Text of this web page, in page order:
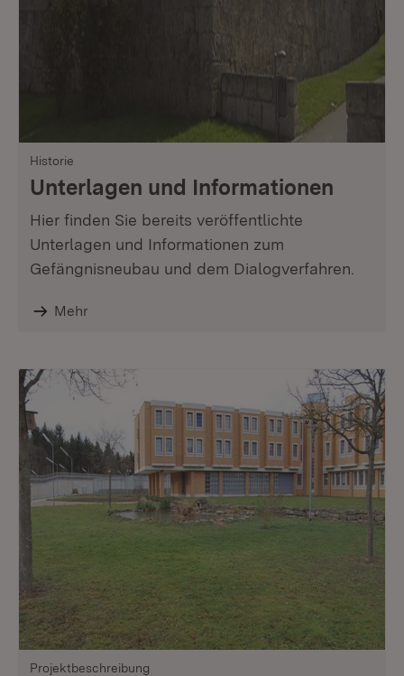
Historie
Unterlagen und Informationen
Hier finden Sie bereits veröffentlichte
Unterlagen und Informationen zum
Gefängnisneubau und dem Dialogverfahren.
Mehr
Projektbeschreibung